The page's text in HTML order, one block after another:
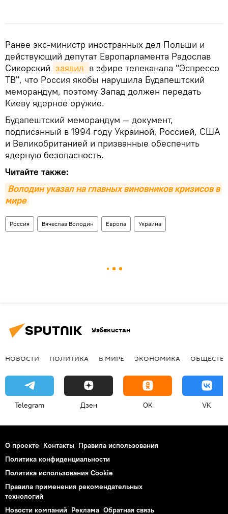
Ранее экс-министр иностранных дел Польши и
действующий депутат Европарламента Радослав
Сикорский заявил в эфире телеканала "Эспрессо
ТВ", что Россия якобы нарушила Будапештский
меморандум, поэтому Запад должен передать
Киеву ядерное оружие.
Будапештский меморандум — документ,
подписанный в 1994 году Украиной, Россией, США
и Великобританией и призванные обеспечить
ядерную безопасность.
Читайте также:
Володин указал на главных виновников кризисов в
мире
Россия Вячеслав Володин Европа Украина
Узбекистан
НОВОСТИ ПОЛИТИКА В МИРЕ ЭКОНОМИКА
Telegram Дзен OK VK
О проекте Контакты Правила использования
Политика конфиденциальности
Политика использования Cookie
Правила применения рекомендательных
технологий
Новости компаний Реклама Обратная связь